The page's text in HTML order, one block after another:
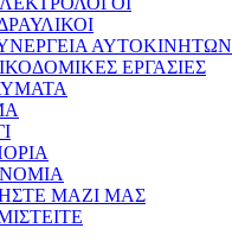
ΑΥΤΟΚΙΝΗΤΩΝ
ΕΡΓΑΣΙΕΣ
ΜΑΖΙ ΜΑΣ